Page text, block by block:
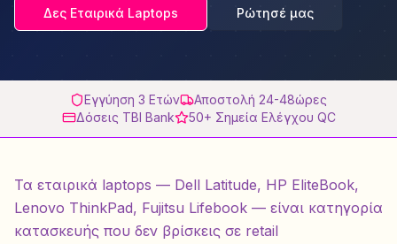
Δες Εταιρικά Laptops Ρώτησέ μας
Εγγύηση 3 Ετών
Αποστολή 24-48ώρες
Δόσεις TBI Bank
50+ Σημεία Ελέγχου QC
Τα εταιρικά laptops — Dell Latitude, HP EliteBook,
Lenovo ThinkPad, Fujitsu Lifebook — είναι κατηγορία
κατασκευής που δεν βρίσκεις σε retail